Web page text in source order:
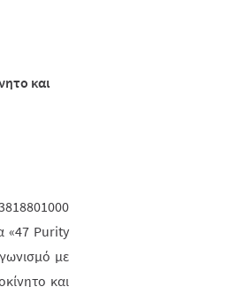
και
«47 Purity
με
και